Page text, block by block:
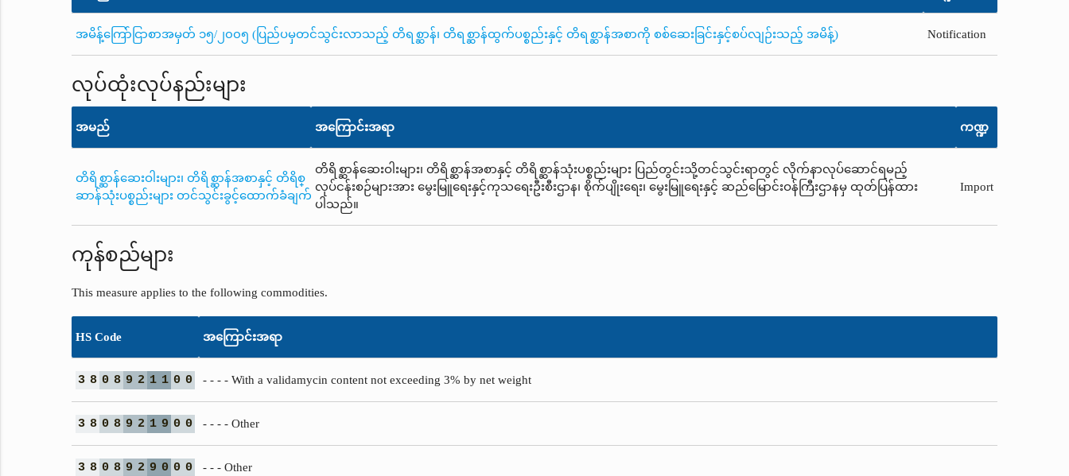
အမိန့်ကြော်ငြာစာအမှတ် ၁၅/၂၀၀၅ (ပြည်ပမှတင်သွင်းလာသည့် တိရစ္ဆာန်၊ တိရစ္ဆာန်ထွက်ပစ္စည်းနှင့် တိရစ္ဆာန်အစာကို စစ်ဆေးခြင်းနှင့်စပ်လျဉ်းသည့် အမိန့်) Notification
လုပ်ထုံးလုပ်နည်းများ
အမည် အကြောင်းအရာ ကဏ္ဍ
တိရိစ္ဆာန်ဆေးဝါးများ၊ တိရိစ္ဆာန်အစာနှင့် တိရိစ္
ဆာန်သုံးပစ္စည်းများ တင်သွင်းခွင့်ထောက်ခံချက်
တိရိစ္ဆာန်ဆေးဝါးများ၊ တိရိစ္ဆာန်အစာနှင့် တိရိစ္ဆာန်သုံးပစ္စည်းများ ပြည်တွင်းသို့တင်သွင်းရာတွင် လိုက်နာလုပ်ဆောင်ရမည့်
လုပ်ငန်းစဉ်များအား မွေးမြူရေးနှင့်ကုသရေးဦးစီးဌာန၊ စိုက်ပျိုးရေး၊ မွေးမြူရေးနှင့် ဆည်မြောင်းဝန်ကြီးဌာနမှ ထုတ်ပြန်ထား
ပါသည်။
Import
ကုန်စည်များ
This measure applies to the following commodities.
HS Code အကြောင်းအရာ
3 8 0 8 9 2 1 1 0 0 - - - - With a validamycin content not exceeding 3% by net weight
3 8 0 8 9 2 1 9 0 0 - - - - Other
3 8 0 8 9 2 9 0 0 0 - - - Other